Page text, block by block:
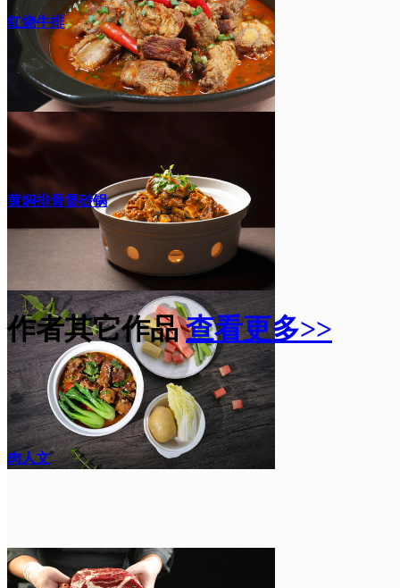
红烧牛排
黄焖排骨煲砂锅
作者其它作品 查看更多>>
肉人文